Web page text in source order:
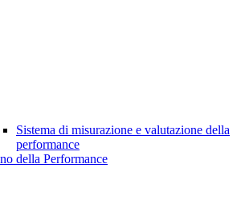
Sistema di misurazione e valutazione della
performance
della Performance